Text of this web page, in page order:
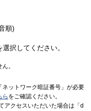
順)
択してください。
。
ネットワーク暗証番号」が必要
ら をご確認ください。
アクセスいただいた場合は「d